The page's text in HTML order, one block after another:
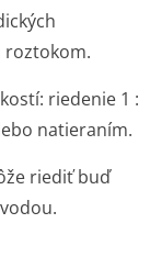
roztokom.
riedenie 1 :
natieraním.
riediť buď